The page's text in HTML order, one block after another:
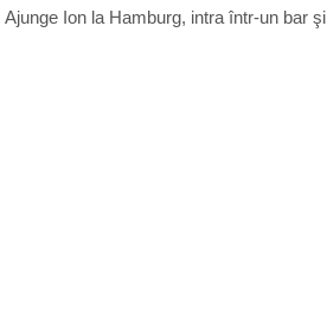
Ion la Hamburg, intra într-un bar şi